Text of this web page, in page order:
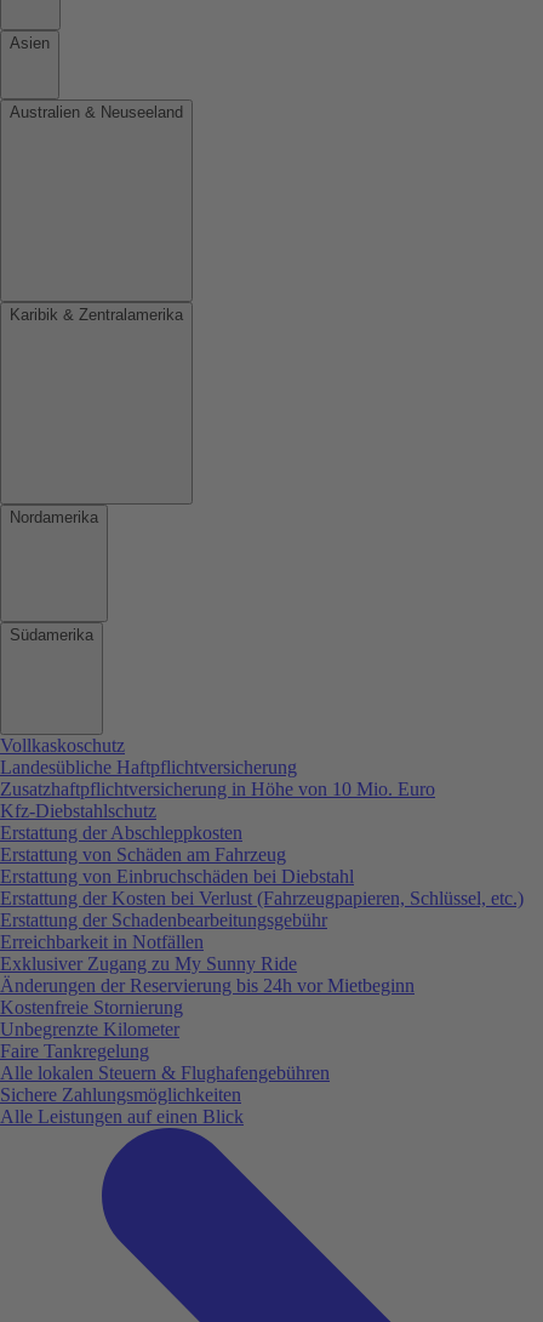
Asien
Australien & Neuseeland
Karibik & Zentralamerika
Nordamerika
Südamerika
Vollkaskoschutz
Landesübliche Haftpflichtversicherung
Zusatzhaftpflichtversicherung in Höhe von 10 Mio. Euro
Kfz-Diebstahlschutz
Erstattung der Abschleppkosten
Erstattung von Schäden am Fahrzeug
Erstattung von Einbruchschäden bei Diebstahl
Erstattung der Kosten bei Verlust (Fahrzeugpapieren, Schlüssel, etc.)
Erstattung der Schadenbearbeitungsgebühr
Erreichbarkeit in Notfällen
Exklusiver Zugang zu My Sunny Ride
Änderungen der Reservierung bis 24h vor Mietbeginn
Kostenfreie Stornierung
Unbegrenzte Kilometer
Faire Tankregelung
Alle lokalen Steuern & Flughafengebühren
Sichere Zahlungsmöglichkeiten
Alle Leistungen auf einen Blick